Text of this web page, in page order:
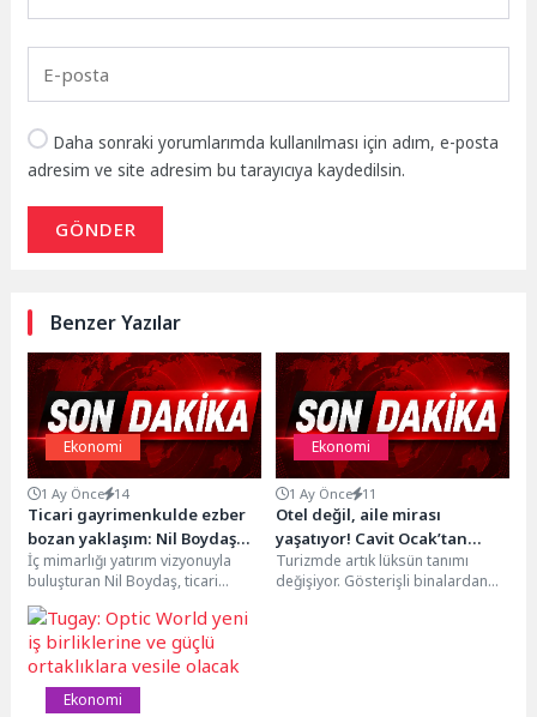
Daha sonraki yorumlarımda kullanılması için adım, e-posta
adresim ve site adresim bu tarayıcıya kaydedilsin.
GÖNDER
Benzer Yazılar
Ekonomi
1 Ay Önce 14
Ticari gayrimenkulde ezber
bozan yaklaşım: Nil Boydaş
markalara ve yatırımcılara yol
gösteriyor
İç mimarlığı yatırım vizyonuyla
buluşturan Nil Boydaş, ticari
mekânları yalnızca kiralanan ya da
satılan alanlar...
Ekonomi
1 Ay Önce 11
Otel değil, aile mirası
yaşatıyor! Cavit Ocak’tan
Karaburun’da tatili ev
sıcaklığına dönüştüren
Turizmde artık lüksün tanımı
değişiyor. Gösterişli binalardan
Ekonomi